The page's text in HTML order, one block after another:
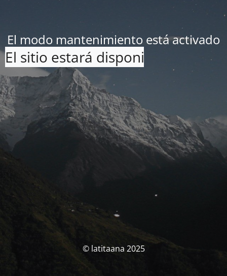
El modo mantenimiento está activado
El sitio estará disponible pronto.
© latitaana 2025